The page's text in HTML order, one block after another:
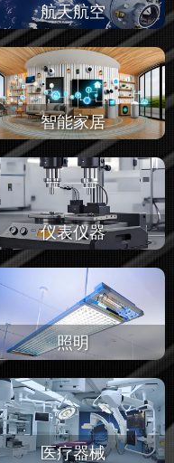
航天航空
智能家居
仪表仪器
照明
医疗器械